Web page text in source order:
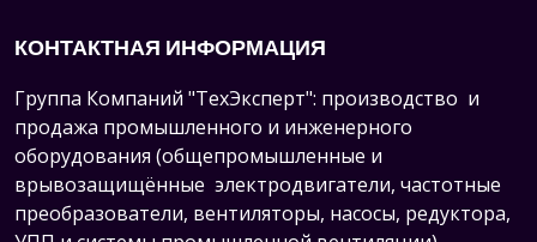
КОНТАКТНАЯ ИНФОРМАЦИЯ
Группа Компаний "ТехЭксперт": производство и
продажа промышленного и инженерного
оборудования (общепромышленные и
врывозащищённые электродвигатели, частотные
преобразователи, вентиляторы, насосы, редуктора,